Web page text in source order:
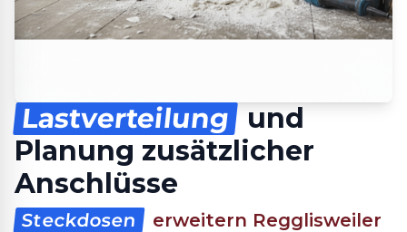
Lastverteilung
und
Planung zusätzlicher
Anschlüsse
Steckdosen
erweitern Regglisweiler